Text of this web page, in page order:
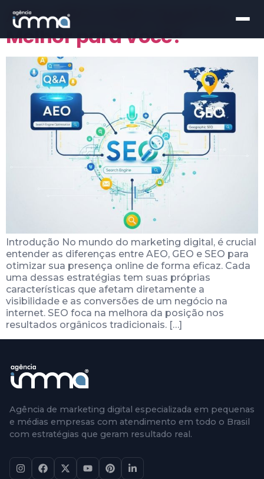
AEO, GEO e SEO: Qual é o
Melhor para Você?
Introdução No mundo do marketing digital, é crucial
entender as diferenças entre AEO, GEO e SEO para
otimizar sua presença online de forma eficaz. Cada
uma dessas estratégias tem suas próprias
características que afetam diretamente a
visibilidade e as conversões de um negócio na
internet. SEO foca na melhora da posição nos
resultados orgânicos tradicionais. […]
Agência de marketing digital especializada em pequenas
e médias empresas com atendimento em todo o Brasil
com estratégias que geram resultado real.